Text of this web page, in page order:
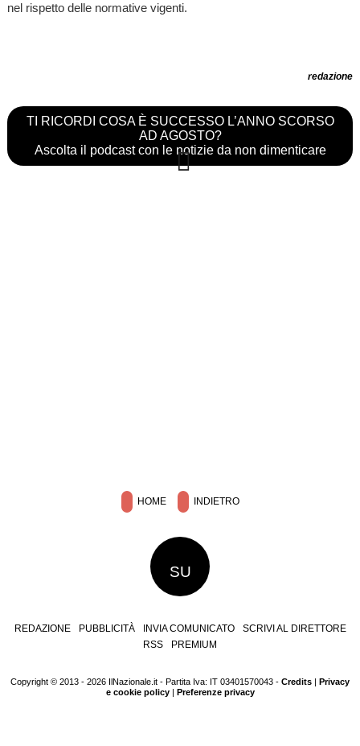
nel rispetto delle normative vigenti.
redazione
TI RICORDI COSA È SUCCESSO L’ANNO SCORSO
AD AGOSTO?
Ascolta il podcast con le notizie da non dimenticare
HOME INDIETRO
SU
REDAZIONE PUBBLICITÀ INVIA COMUNICATO
SCRIVI AL DIRETTORE
RSS
PREMIUM
Copyright © 2013 - 2026 IlNazionale.it - Partita Iva: IT 03401570043 - Credits | Privacy
e cookie policy| Preferenze privacy